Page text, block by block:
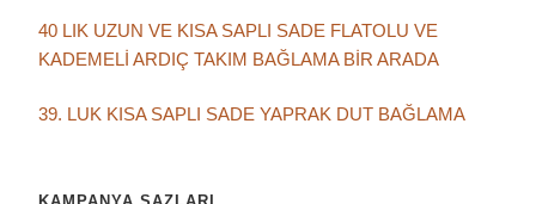
40 LIK UZUN VE KISA SAPLI SADE FLATOLU VE
KADEMELİ ARDIÇ TAKIM BAĞLAMA BİR ARADA
39. LUK KISA SAPLI SADE YAPRAK DUT BAĞLAMA